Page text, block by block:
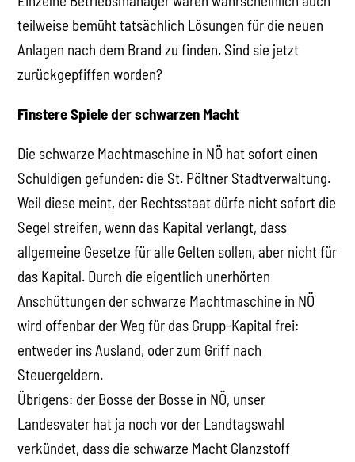
teilweise bemüht tatsächlich Lösungen für die neuen
Anlagen nach dem Brand zu finden. Sind sie jetzt
zurückgepfiffen worden?
Finstere Spiele der schwarzen Macht
Die schwarze Machtmaschine in NÖ hat sofort einen
Schuldigen gefunden: die St. Pöltner Stadtverwaltung.
Weil diese meint, der Rechtsstaat dürfe nicht sofort die
Segel streifen, wenn das Kapital verlangt, dass
allgemeine Gesetze für alle Gelten sollen, aber nicht für
das Kapital. Durch die eigentlich unerhörten
Anschüttungen der schwarze Machtmaschine in NÖ
wird offenbar der Weg für das Grupp-Kapital frei:
entweder ins Ausland, oder zum Griff nach
Steuergeldern.
Übrigens: der Bosse der Bosse in NÖ, unser
Landesvater hat ja noch vor der Landtagswahl
verkündet, dass die schwarze Macht Glanzstoff